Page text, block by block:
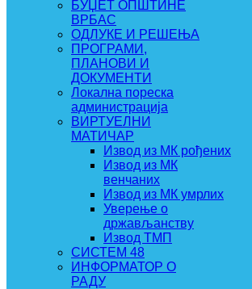
БУЏЕТ ОПШТИНЕ
ВРБАС
ОДЛУКЕ И РЕШЕЊА
ПРОГРАМИ,
ПЛАНОВИ И
ДОКУМЕНТИ
Локална пореска
администрација
ВИРТУЕЛНИ
МАТИЧАР
Извод из МК рођених
Извод из МК
венчаних
Извод из МК умрлих
Уверење о
држављанству
Извод ТМП
СИСТЕМ 48
ИНФОРМАТОР О
РАДУ